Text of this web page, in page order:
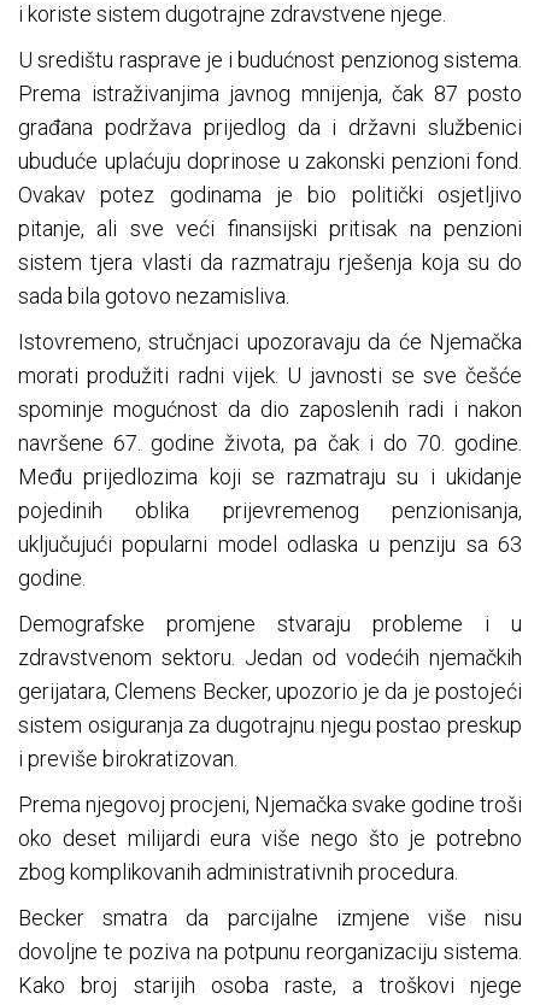
i koriste sistem dugotrajne zdravstvene njege.
U središtu rasprave je i budućnost penzionog sistema.
Prema istraživanjima javnog mnijenja, čak 87 posto
građana podržava prijedlog da i državni službenici
ubuduće uplaćuju doprinose u zakonski penzioni fond.
Ovakav potez godinama je bio politički osjetljivo
pitanje, ali sve veći finansijski pritisak na penzioni
sistem tjera vlasti da razmatraju rješenja koja su do
sada bila gotovo nezamisliva.
Istovremeno, stručnjaci upozoravaju da će Njemačka
morati produžiti radni vijek. U javnosti se sve češće
spominje mogućnost da dio zaposlenih radi i nakon
navršene 67. godine života, pa čak i do 70. godine.
Među prijedlozima koji se razmatraju su i ukidanje
pojedinih oblika prijevremenog penzionisanja,
uključujući popularni model odlaska u penziju sa 63
godine.
Demografske promjene stvaraju probleme i u
zdravstvenom sektoru. Jedan od vodećih njemačkih
gerijatara, Clemens Becker, upozorio je da je postojeći
sistem osiguranja za dugotrajnu njegu postao preskup
i previše birokratizovan.
Prema njegovoj procjeni, Njemačka svake godine troši
oko deset milijardi eura više nego što je potrebno
zbog komplikovanih administrativnih procedura.
Becker smatra da parcijalne izmjene više nisu
dovoljne te poziva na potpunu reorganizaciju sistema.
Kako broj starijih osoba raste, a troškovi njege